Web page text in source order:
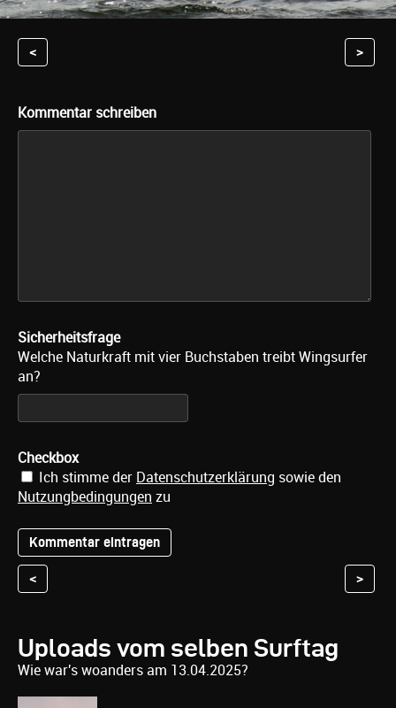
< >
Kommentar schreiben
Sicherheitsfrage
Welche Naturkraft mit vier Buchstaben treibt Wingsurfer
an?
Checkbox
Ich stimme der Datenschutzerklärung sowie den
Nutzungbedingungen zu
< >
Uploads vom selben Surftag
Wie war's woanders am 13.04.2025?